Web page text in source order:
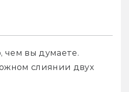
чем вы думаете.
слиянии двух